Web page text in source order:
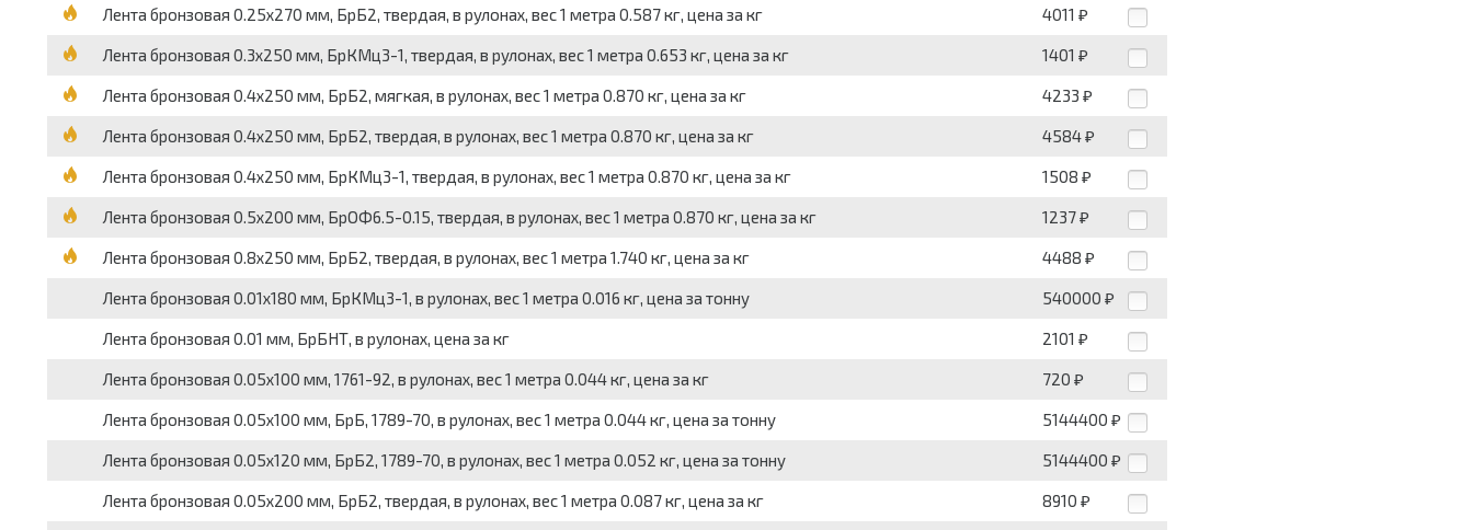
Лента бронзовая 0.25x270 мм, БрБ2, твердая, в рулонах, вес 1 метра 0.587 кг, цена за кг 4011 ₽
Лента бронзовая 0.3x250 мм, БрКМц3-1, твердая, в рулонах, вес 1 метра 0.653 кг, цена за кг 1401 ₽
Лента бронзовая 0.4x250 мм, БрБ2, мягкая, в рулонах, вес 1 метра 0.870 кг, цена за кг 4233 ₽
Лента бронзовая 0.4x250 мм, БрБ2, твердая, в рулонах, вес 1 метра 0.870 кг, цена за кг 4584 ₽
Лента бронзовая 0.4x250 мм, БрКМц3-1, твердая, в рулонах, вес 1 метра 0.870 кг, цена за кг 1508 ₽
Лента бронзовая 0.5x200 мм, БрОФ6.5-0.15, твердая, в рулонах, вес 1 метра 0.870 кг, цена за кг 1237 ₽
Лента бронзовая 0.8x250 мм, БрБ2, твердая, в рулонах, вес 1 метра 1.740 кг, цена за кг 4488 ₽
Лента бронзовая 0.01x180 мм, БрКМц3-1, в рулонах, вес 1 метра 0.016 кг, цена за тонну 540000 ₽
Лента бронзовая 0.01 мм, БрБНТ, в рулонах, цена за кг 2101 ₽
Лента бронзовая 0.05x100 мм, 1761-92, в рулонах, вес 1 метра 0.044 кг, цена за кг 720 ₽
Лента бронзовая 0.05x100 мм, БрБ, 1789-70, в рулонах, вес 1 метра 0.044 кг, цена за тонну 5144400 ₽
Лента бронзовая 0.05x120 мм, БрБ2, 1789-70, в рулонах, вес 1 метра 0.052 кг, цена за тонну 5144400 ₽
Лента бронзовая 0.05x200 мм, БрБ2, твердая, в рулонах, вес 1 метра 0.087 кг, цена за кг 8910 ₽